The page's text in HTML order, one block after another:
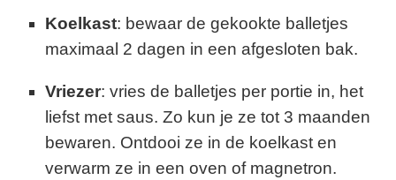
Koelkast: bewaar de gekookte balletjes
maximaal 2 dagen in een afgesloten bak.
Vriezer: vries de balletjes per portie in, het
liefst met saus. Zo kun je ze tot 3 maanden
bewaren. Ontdooi ze in de koelkast en
verwarm ze in een oven of magnetron.